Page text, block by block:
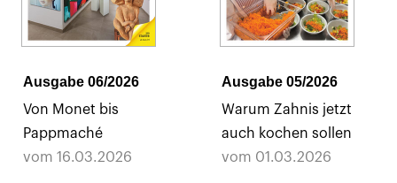
Ausgabe 06/2026
Von Monet bis
Pappmaché
vom 16.03.2026
Ausgabe 05/2026
Warum Zahnis jetzt
auch kochen sollen
vom 01.03.2026